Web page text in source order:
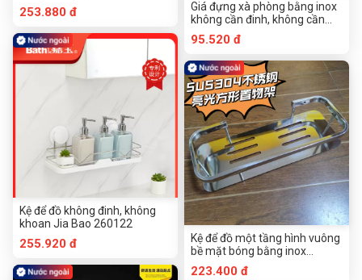
Bao 260020
253.880 đ
Kệ để đồ không đinh, không
khoan Jia Bao 260122
255.920 đ
Giá đựng xà phòng bằng inox
không cần đinh, không cần
khoan của Jiabao
95.520 đ
Kệ để đồ một tầng hình vuông
bề mặt bóng bằng inox
SUS304
223.400 đ